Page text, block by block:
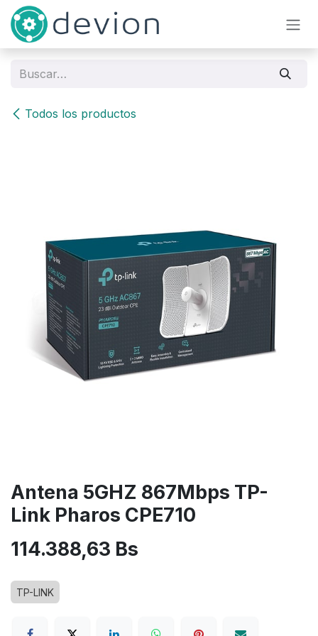
Ir al contenido
Todos los productos
Antena 5GHZ 867Mbps TP-
Link Pharos CPE710
114.388,63 Bs
TP-LINK